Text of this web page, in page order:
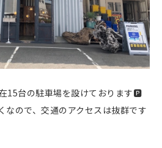
15台の駐車場を設けております🅿️
なので、交通のアクセスは抜群です